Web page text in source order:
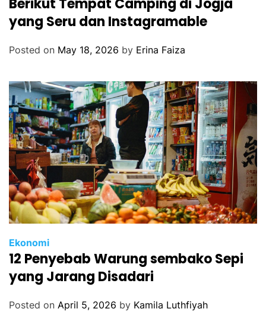
Berikut Tempat Camping di Jogja
yang Seru dan Instagramable
Posted on May 18, 2026 by Erina Faiza
Ekonomi
12 Penyebab Warung sembako Sepi
yang Jarang Disadari
Posted on April 5, 2026 by Kamila Luthfiyah